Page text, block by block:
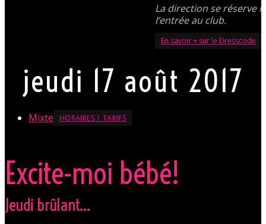
La direction se réserve
l’entrée au club.
En savoir + sur le Dresscode
jeudi 17 août 2017
Mixte HORAIRES | TARIFS
Excite-moi bébé!
Jeudi brûlant…